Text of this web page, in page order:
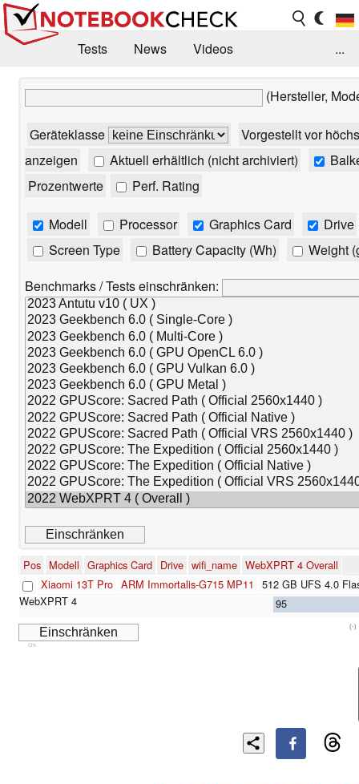
Tests News
Videos
Forum
...
(Hersteller,
Geräteklasse
Vorgestellt vor
anzeigen
Aktuell erhältlich (nicht archiviert)
Prozentwerte
Perf. Rating
Modell Processor Graphics Card
Drive
Screen Type
Battery Capacity (Wh)
Weight
Benchmarks / Tests einschränken:
Pos Modell Graphics Card Drive wifi_name WebXPRT 4 Overall
Xiaomi 13T Pro ARM Immortalis-G715 MP11
512 GB UFS 4.0
95
(-)
Cns